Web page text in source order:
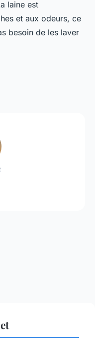
laine est
et aux odeurs, ce
besoin de les laver